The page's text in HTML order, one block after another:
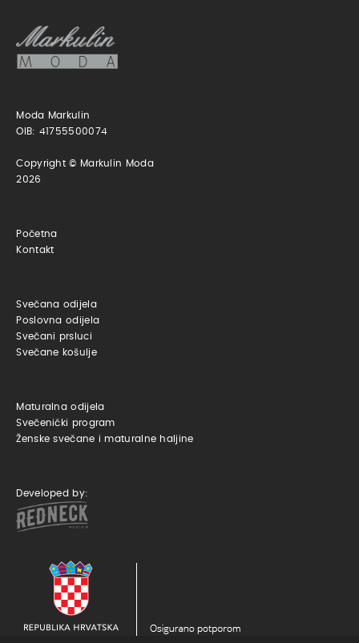
Moda Markulin
OIB: 41755500074
Copyright © Markulin Moda
2026
Početna
Kontakt
Svečana odijela
Poslovna odijela
Svečani prsluci
Svečane košulje
Maturalna odijela
Svečenićki program
Ženske svečane i maturalne haljine
Developed by: